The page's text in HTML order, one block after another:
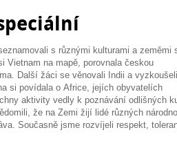
s různými kulturami a zeměmi
Vietnam na mapě, porovnala českou
Další žáci se věnovali Indii a
si povídala o Africe, jejích obyvatelích
aktivity vedly k poznávání odlišných
že na Zemi žijí lidé různých
Současně jsme rozvíjeli respekt,